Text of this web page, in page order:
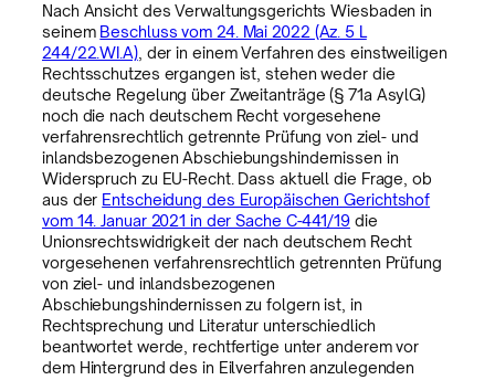
Nach Ansicht des Verwaltungsgerichts Wiesbaden in
seinem Beschluss vom 24. Mai 2022 (Az. 5 L
244/22.WI.A), der in einem Verfahren des einstweiligen
Rechtsschutzes ergangen ist, stehen weder die
deutsche Regelung über Zweitanträge (§ 71a AsylG)
noch die nach deutschem Recht vorgesehene
verfahrensrechtlich getrennte Prüfung von ziel- und
inlandsbezogenen Abschiebungshindernissen in
Widerspruch zu EU-Recht. Dass aktuell die Frage, ob
aus der Entscheidung des Europäischen Gerichtshof
vom 14. Januar 2021 in der Sache C-441/19die
Unionsrechtswidrigkeit der nach deutschem Recht
vorgesehenen verfahrensrechtlich getrennten Prüfung
von ziel- und inlandsbezogenen
Abschiebungshindernissen zu folgern ist, in
Rechtsprechung und Literatur unterschiedlich
beantwortet werde, rechtfertige unter anderem vor
dem Hintergrund des in Eilverfahren anzulegenden